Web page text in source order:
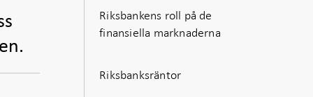
Riksbankens roll på de
finansiella marknaderna
Riksbanksräntor